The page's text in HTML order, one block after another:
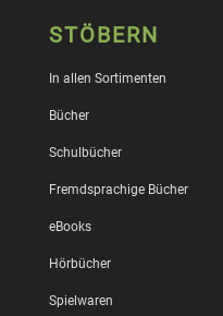
STÖBERN
In allen Sortimenten
Bücher
Schulbücher
Fremdsprachige Bücher
eBooks
Hörbücher
Spielwaren